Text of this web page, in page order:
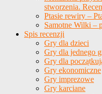
stworzenia.
Ptasie rewiry –
Samotne Wilki –
Spis recenzji
Gry dla dzieci
Gry dla jednego
Gry dla
Gry ekonomiczne
Gry imprezowe
Gry karciane